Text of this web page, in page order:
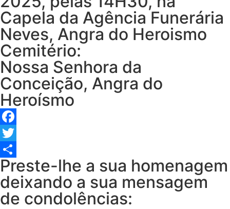
Capela da Agência Funerária
Neves, Angra do Heroismo
Cemitério:
Nossa Senhora da
Conceição, Angra do
Heroísmo
Facebook
Twitter
Share
Preste-lhe a sua homenagem
deixando a sua mensagem
de condolências: